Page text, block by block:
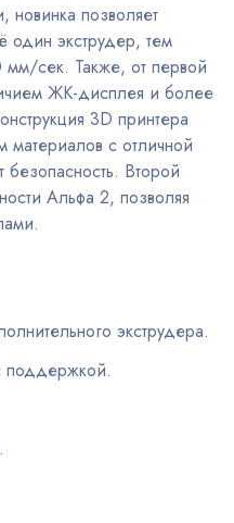
позволяет
один экструдер, тем
сек. Также, от первой
ЖК-дисплея и более
3D принтера
материалов с отличной
безопасность. Второй
Альфа 2, позволяя
экструдера.
поддержкой.